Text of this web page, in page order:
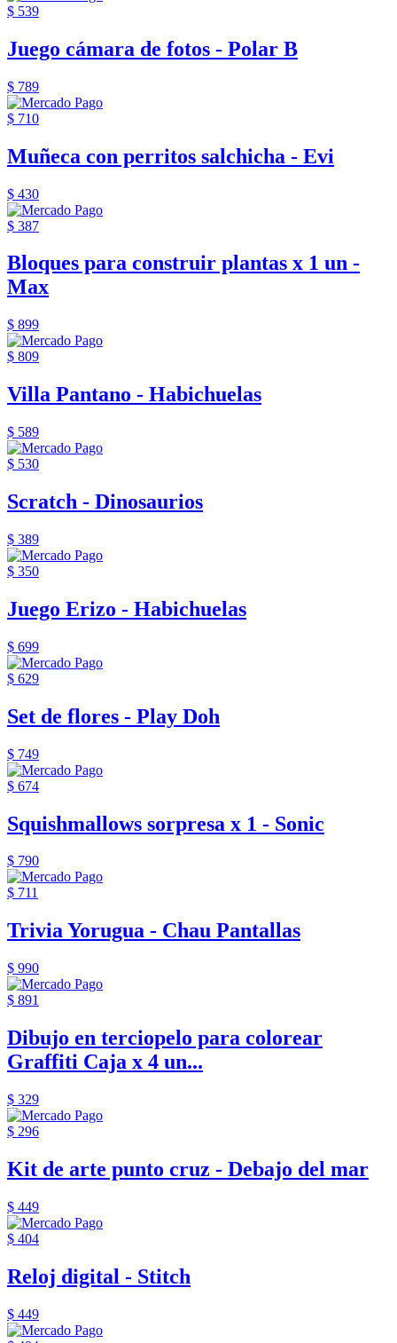
$ 539
Juego cámara de fotos - Polar B
$ 789
$ 710
Muñeca con perritos salchicha - Evi
$ 430
$ 387
Bloques para construir plantas x 1 un -
Max
$ 899
$ 809
Villa Pantano - Habichuelas
$ 589
$ 530
Scratch - Dinosaurios
$ 389
$ 350
Juego Erizo - Habichuelas
$ 699
$ 629
Set de flores - Play Doh
$ 749
$ 674
Squishmallows sorpresa x 1 - Sonic
$ 790
$ 711
Trivia Yorugua - Chau Pantallas
$ 990
$ 891
Dibujo en terciopelo para colorear
Graffiti Caja x 4 un...
$ 329
$ 296
Kit de arte punto cruz - Debajo del mar
$ 449
$ 404
Reloj digital - Stitch
$ 449